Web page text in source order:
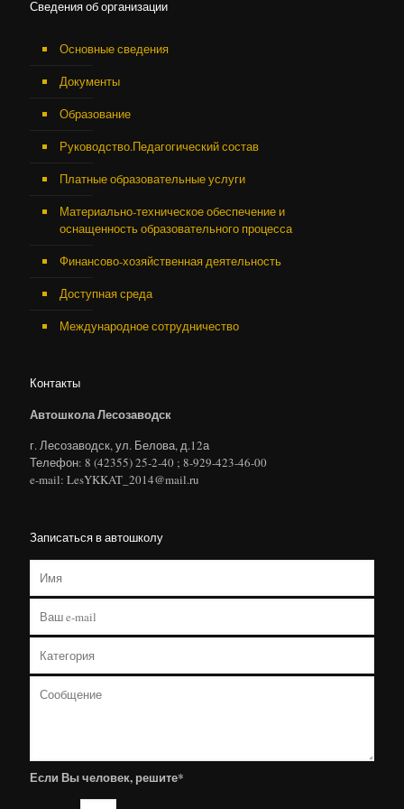
Сведения об организации
Основные сведения
Документы
Образование
Руководство.Педагогический состав
Платные образовательные услуги
Материально-техническое обеспечение и
оснащенность образовательного процесса
Финансово-хозяйственная деятельность
Доступная среда
Международное сотрудничество
Контакты
Автошкола Лесозаводск
г. Лесозаводск, ул. Белова, д.12а
Телефон: 8 (42355) 25-2-40 ; 8-929-423-46-00
e-mail: LesYKKAT_2014@mail.ru
Записаться в автошколу
Если Вы человек, решите*